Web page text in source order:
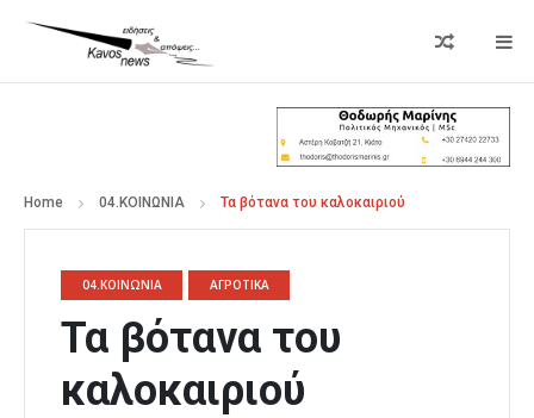
Home 04.ΚΟΙΝΩΝΙΑ Τα βότανα του καλοκαιριού
04.ΚΟΙΝΩΝΙΑ ΑΓΡΟΤΙΚΑ
Τα βότανα του
καλοκαιριού